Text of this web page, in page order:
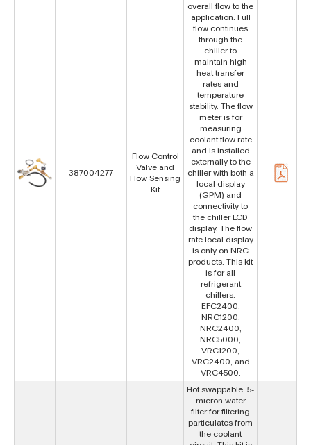
387004277
Flow Control
Valve and
Flow Sensing
Kit
overall flow to the
application. Full
flow continues
through the
chiller to
maintain high
heat transfer
rates and
temperature
stability. The flow
meter is for
measuring
coolant flow rate
and is installed
externally to the
chiller with both a
local display
(GPM) and
connectivity to
the chiller LCD
display. The flow
rate local display
is only on NRC
products. This kit
is for all
refrigerant
chillers:
EFC2400,
NRC1200,
NRC2400,
NRC5000,
VRC1200,
VRC2400, and
VRC4500.
Hot swappable, 5-
micron water
filter for filtering
particulates from
the coolant